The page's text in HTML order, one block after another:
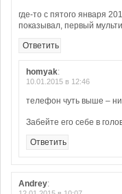
где-то с пятого января
показывал, первый
Ответить
homyak:
10.01.2015 в 12:46
телефон чуть выше –
Забейте его себе в
Ответить
Andrey: